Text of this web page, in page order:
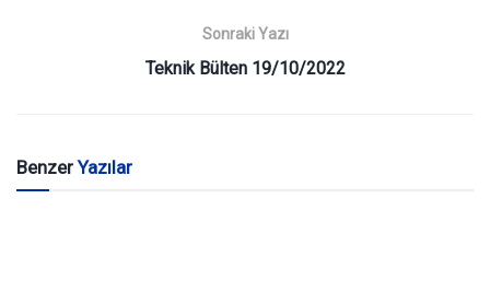
Sonraki Yazı
Teknik Bülten 19/10/2022
BenzerYazılar